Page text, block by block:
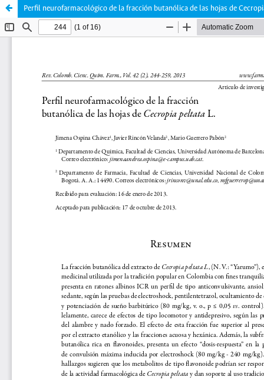
Perfil neurofarmacológico de la fracción butanólica de las hojas de